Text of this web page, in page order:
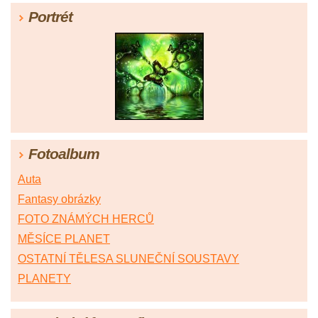
Portrét
Fotoalbum
Auta
Fantasy obrázky
FOTO ZNÁMÝCH HERCŮ
MĚSÍCE PLANET
OSTATNÍ TĚLESA SLUNEČNÍ SOUSTAVY
PLANETY